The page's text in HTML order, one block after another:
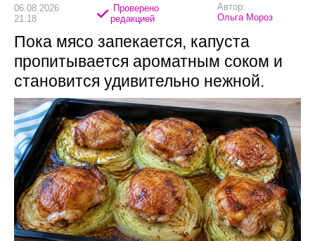
06.08.2026
21:18
Проверено
редакцией
Автор:
Ольга Мороз
Пока мясо запекается, капуста
пропитывается ароматным соком и
становится удивительно нежной.